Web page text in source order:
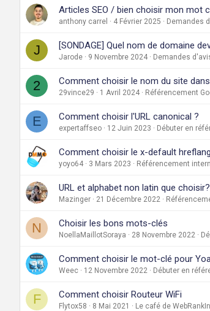
Articles SEO / bien choisir mon mot
anthony carrel 4 Février 2025 Demandes
J [SONDAGE] Quel nom de domaine
Jarode 9 Novembre 2024 Demandes
2 Comment choisir le nom du site dans
29vince29 1 Avril 2024 Référencement
E Comment choisir l'URL canonical ?
expertaffseo 12 Juin 2023 Débuter en
Comment choisir le x-default hreflang
yoyo64 3 Mars 2023 Référencement
URL et alphabet non latin que choisir?
Mazinger 21 Décembre 2022
N Choisir les bons mots-clés
NoellaMaillotSoraya 28 Novembre 2022
Comment choisir le mot-clé pour
Weec 12 Novembre 2022 Débuter en
F Comment choisir Routeur WiFi
Flytox58 8 Mai 2021 Le café de